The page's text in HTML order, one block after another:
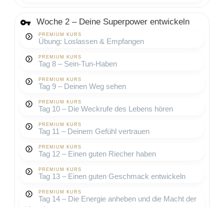
Woche 2 – Deine Superpower entwickeln
PREMIUM KURS
Übung: Loslassen & Empfangen
PREMIUM KURS
Tag 8 – Sein-Tun-Haben
PREMIUM KURS
Tag 9 – Deinen Weg sehen
PREMIUM KURS
Tag 10 – Die Weckrufe des Lebens hören
PREMIUM KURS
Tag 11 – Deinem Gefühl vertrauen
PREMIUM KURS
Tag 12 – Einen guten Riecher haben
PREMIUM KURS
Tag 13 – Einen guten Geschmack entwickeln
PREMIUM KURS
Tag 14 – Die Energie anheben und die Macht der